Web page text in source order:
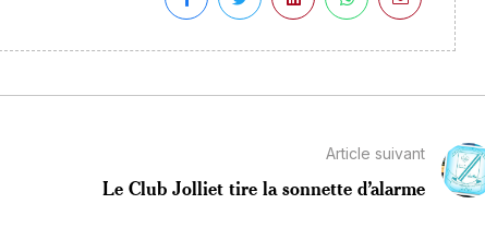
Article suivant
Le Club Jolliet tire la sonnette d’alarme